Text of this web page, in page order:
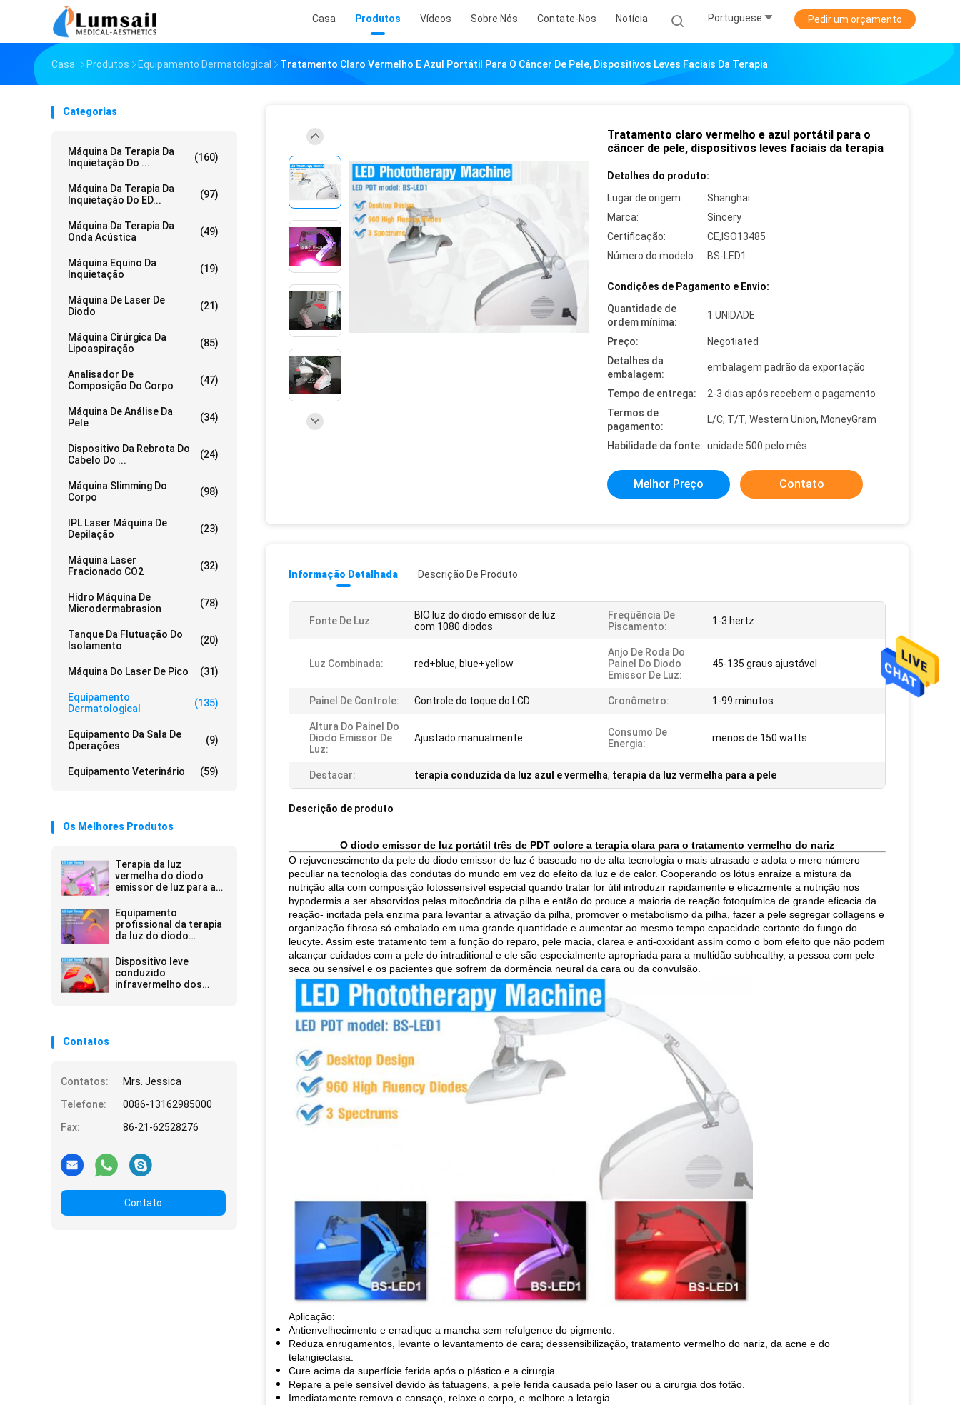
Casa Produtos Vídeos Sobre Nós Contate-Nos Notícia Portuguese Pedir um orçamento
Casa Produtos Equipamento Dermatological Tratamento Claro Vermelho E Azul Portátil Para O Câncer De Pele, Dispositivos Leves Faciais Da Terapia
Categorias
Máquina Da Terapia Da
Inquietação Do ...
(160)
Máquina Da Terapia Da
Inquietação Do ED...
(97)
Máquina Da Terapia Da
Onda Acústica
(49)
Máquina Equino Da
Inquietação
(19)
Máquina De Laser De
Diodo
(21)
Máquina Cirúrgica Da
Lipoaspiração
(85)
Analisador De
Composição Do Corpo
(47)
Máquina De Análise Da
Pele
(34)
Dispositivo Da Rebrota Do
Cabelo Do ...
(24)
Máquina Slimming Do
Corpo
(98)
IPL Laser Máquina De
Depilação
(23)
Máquina Laser
Fracionado CO2
(32)
Hidro Máquina De
Microdermabrasion
(78)
Tanque Da Flutuação Do
Isolamento
(20)
Máquina Do Laser De Pico (31)
Equipamento
Dermatological
(135)
Equipamento Da Sala De
Operações
(9)
Equipamento Veterinário (59)
Os Melhores Produtos
Terapia da luz
vermelha do diodo
emissor de luz para a
enrugamento
Equipamento
profissional da terapia
da luz do diodo
para enrugamentos
Dispositivo leve
conduzido
infravermelho dos
Contatos
Contatos:
Mrs. Jessica
Telefone:
0086-13162985000
Fax:
86-21-62528276
Contato
Tratamento claro vermelho e azul portátil para o
câncer de pele, dispositivos leves faciais da terapia
Detalhes do produto:
Lugar de origem:
Shanghai
Marca:
Sincery
Certificação:
CE,ISO13485
Número do modelo:
BS-LED1
Condições de Pagamento e Envio:
Quantidade de
ordem mínima:
1 UNIDADE
Preço:
Negotiated
Detalhes da
embalagem:
embalagem padrão da exportação
Tempo de entrega:
2-3 dias após recebem o pagamento
Termos de
pagamento:
L/C, T/T, Western Union, MoneyGram
Habilidade da fonte: unidade 500 pelo mês
Melhor Preço Contato
Informação Detalhada Descrição De Produto
Fonte De Luz:
BIO luz do diodo emissor de luz
com 1080 diodos
Freqüência De
Piscamento:
1-3 hertz
Luz Combinada: red+blue, blue+yellow
Anjo De Roda Do
Painel Do Diodo
Emissor De Luz:
45-135 graus ajustável
Painel De Controle: Controle do toque do LCD Cronômetro: 1-99 minutos
Altura Do Painel Do
Diodo Emissor De
Luz:
Ajustado manualmente
Consumo De
Energia:
menos de 150 watts
Destacar: terapia conduzida da luz azul e vermelha, terapia da luz vermelha para a pele
Descrição de produto
O diodo emissor de luz portátil três de PDT colore a terapia clara para o tratamento vermelho do nariz
O rejuvenescimento da pele do diodo emissor de luz é baseado no de alta tecnologia o mais atrasado e adota o mero número
peculiar na tecnologia das condutas do mundo em vez do efeito da luz e de calor. Cooperando os lótus enraíze a mistura da
nutrição alta com composição fotossensível especial quando tratar for útil introduzir rapidamente e eficazmente a nutrição nos
hypodermis a ser absorvidos pelas mitocôndria da pilha e então do prouce a maioria de reação fotoquímica de grande eficacia da
reação- incitada pela enzima para levantar a ativação da pilha, promover o metabolismo da pilha, fazer a pele segregar collagens e
organização fibrosa só embalado em uma grande quantidade e aumentar ao mesmo tempo capacidade cortante do fungo do
leucyte. Assim este tratamento tem a função do reparo, pele macia, clarea e anti-oxxidant assim como o bom efeito que não podem
alcançar cuidados com a pele do intraditional e ele são especialmente apropriada para a multidão subhealthy, a pessoa com pele
seca ou sensível e os pacientes que sofrem da dormência neural da cara ou da convulsão.
Aplicação:
Antienvelhecimento e erradique a mancha sem refulgence do pigmento.
Reduza enrugamentos, levante o levantamento de cara; dessensibilização, tratamento vermelho do nariz, da acne e do
telangiectasia.
Cure acima da superfície ferida após o plástico e a cirurgia.
Repare a pele sensível devido às tatuagens, a pele ferida causada pelo laser ou a cirurgia dos fotão.
Imediatamente remova o cansaço, relaxe o corpo, e melhore a letargia